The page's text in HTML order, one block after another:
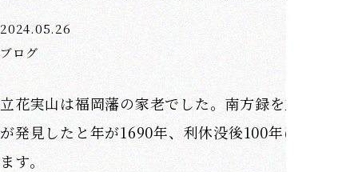
2024.05.26
ブログ
立花実山は福岡藩の家老でした。南方録を立花実山
が発見したと年が1690年、利休没後100年にあたり
ます。